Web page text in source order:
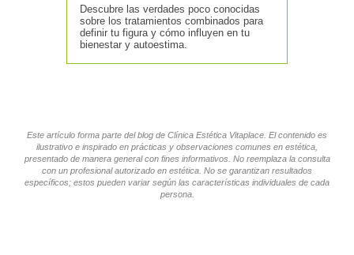
Descubre las verdades poco conocidas
sobre los tratamientos combinados para
definir tu figura y cómo influyen en tu
bienestar y autoestima.
Este artículo forma parte del blog de Clínica Estética Vitaplace. El contenido es
ilustrativo e inspirado en prácticas y observaciones comunes en estética,
presentado de manera general con fines informativos. No reemplaza la consulta
con un profesional autorizado en estética. No se garantizan resultados
específicos; estos pueden variar según las características individuales de cada
persona.